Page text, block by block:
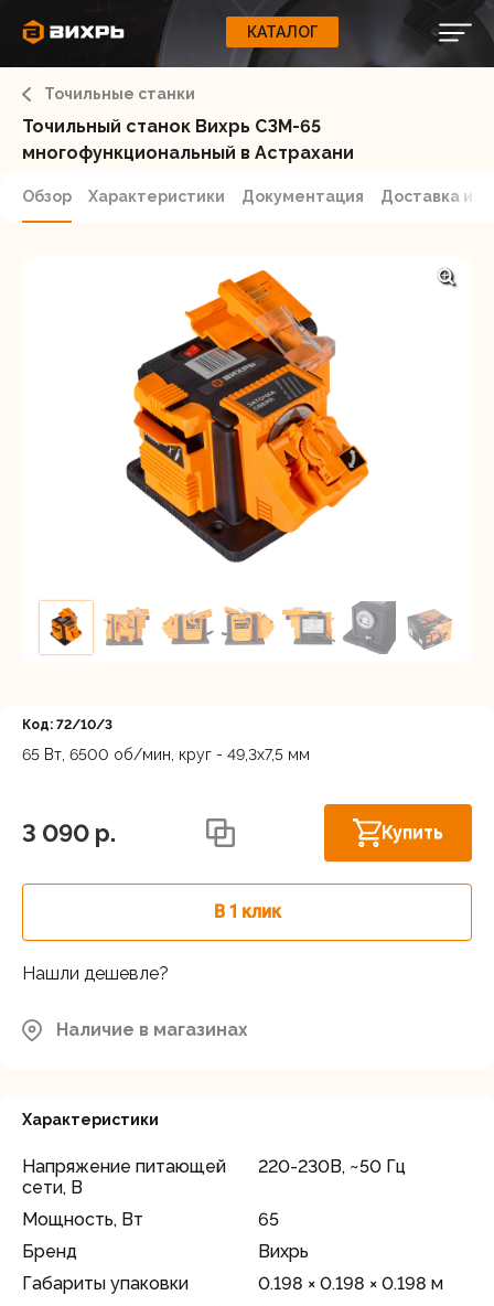
КАТАЛОГ
КАТАЛОГ
О бренде
Блог
Свернуть
ЭЛЕКТРОИНСТРУМЕНТЫ
ИНСТРУМЕНТ
СЕЛЬХОЗТЕХНИКА
ОБОРУДОВАНИЕ
Точильные станки
Точильный станок Вихрь СЗМ-65
многофункциональный в Астрахани
Обзор Характеристики Документация Доставка и
Код: 72/10/3
65 Вт, 6500 об/мин, круг - 49,3х7,5 мм
3 090 p. Купить
В 1 клик
Нашли дешевле?
Наличие в магазинах
Характеристики
Напряжение питающей
сети, В
220-230В, ~50 Гц
Мощность, Вт
65
Бренд
Вихрь
Габариты упаковки
0.198 × 0.198 × 0.198 м
Забыли пароль?
Регистрация
ВАШ ЗАКАЗ
Корзина